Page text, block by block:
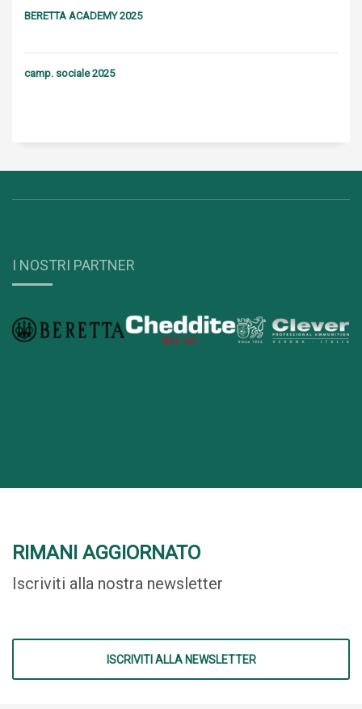
BERETTA ACADEMY 2025
camp. sociale 2025
I NOSTRI PARTNER
RIMANI AGGIORNATO
Iscriviti alla nostra newsletter
ISCRIVITI ALLA NEWSLETTER